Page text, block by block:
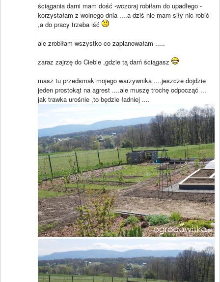
ściągania darni mam dość -wczoraj robiłam do upadłego -
korzystałam z wolnego dnia ....a dziś nie mam siły nic robić
,a do pracy trzeba iść
ale zrobiłam wszystko co zaplanowałam .....
zaraz zajrzę do Ciebie ,gdzie tą darń ściągasz
masz tu przedsmak mojego warzywnika ....jeszcze dojdzie
jeden prostokąt na agrest ....ale muszę trochę odpocząć ...
jak trawka urośnie ,to będzie ładniej ....